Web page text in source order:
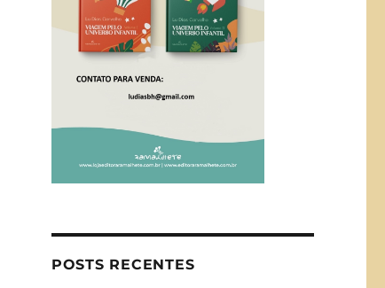
POSTS RECENTES